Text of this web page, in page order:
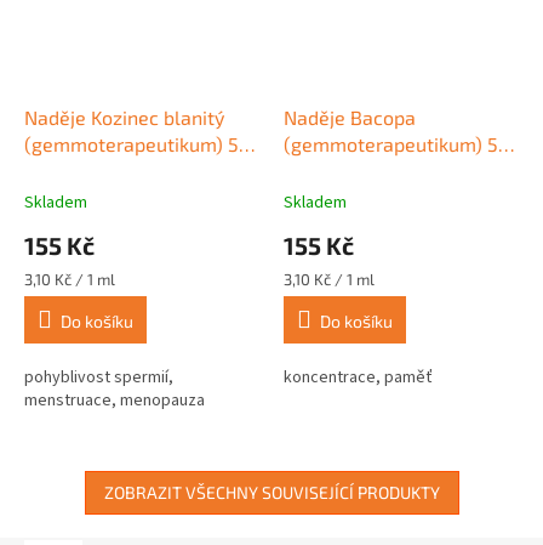
Naděje Kozinec blanitý
(gemmoterapeutikum) 50
Skladem
155 Kč
Měrná
cena:
3,10 Kč / 1 ml
Do košíku
pohyblivost spermií,
menstruace, menopauza
Naděje Bacopa
(gemmoterapeutikum) 50
Skladem
155 Kč
Měrná
cena:
3,10 Kč / 1 ml
Do košíku
koncentrace, paměť
ZOBRAZIT VŠECHNY SOUVISEJÍCÍ PRODUKTY